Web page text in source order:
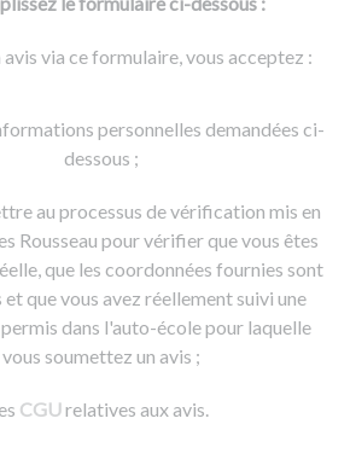
via ce formulaire, vous acceptez :
personnelles demandées ci-
dessous ;
au processus de vérification mis en
Rousseau pour vérifier que vous êtes
que les coordonnées fournies sont
que vous avez réellement suivi une
dans l'auto-école pour laquelle
vous soumettez un avis ;
CGUrelatives aux avis.